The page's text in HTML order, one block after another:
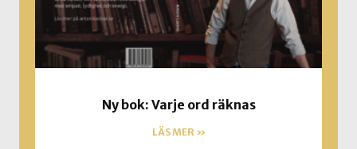
Ny bok: Varje ord räknas
LÄS MER »